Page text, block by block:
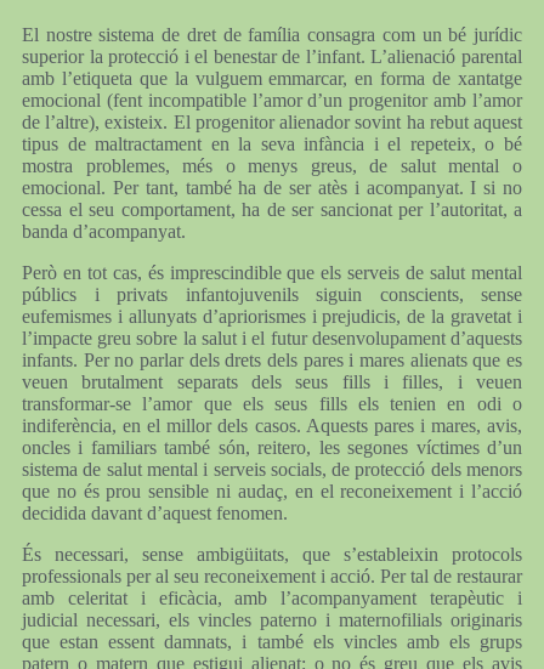
El nostre sistema de dret de família consagra com un bé jurídic
superior la protecció i el benestar de l’infant. L’alienació parental
amb l’etiqueta que la vulguem emmarcar, en forma de xantatge
emocional (fent incompatible l’amor d’un progenitor amb l’amor
de l’altre), existeix. El progenitor alienador sovint ha rebut aquest
tipus de maltractament en la seva infància i el repeteix, o bé
mostra problemes, més o menys greus, de salut mental o
emocional. Per tant, també ha de ser atès i acompanyat. I si no
cessa el seu comportament, ha de ser sancionat per l’autoritat, a
banda d’acompanyat.
Però en tot cas, és imprescindible que els serveis de salut mental
públics i privats infantojuvenils siguin conscients, sense
eufemismes i allunyats d’apriorismes i prejudicis, de la gravetat i
l’impacte greu sobre la salut i el futur desenvolupament d’aquests
infants. Per no parlar dels drets dels pares i mares alienats que es
veuen brutalment separats dels seus fills i filles, i veuen
transformar-se l’amor que els seus fills els tenien en odi o
indiferència, en el millor dels casos. Aquests pares i mares, avis,
oncles i familiars també són, reitero, les segones víctimes d’un
sistema de salut mental i serveis socials, de protecció dels menors
que no és prou sensible ni audaç, en el reconeixement i l’acció
decidida davant d’aquest fenomen.
És necessari, sense ambigüitats, que s’estableixin protocols
professionals per al seu reconeixement i acció. Per tal de restaurar
amb celeritat i eficàcia, amb l’acompanyament terapèutic i
judicial necessari, els vincles paterno i maternofilials originaris
que estan essent damnats, i també els vincles amb els grups
patern o matern que estigui alienat: o no és greu que els avis